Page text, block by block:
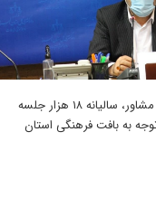
رئیس شورای پیشگیری از وقوع جرم استان البرز افزود: این مراکز با فعالیت بیش از ۴۰ مشاور، سالیانه ۱۸ هزار جلسه
که با توجه به بافت فرهنگی استان